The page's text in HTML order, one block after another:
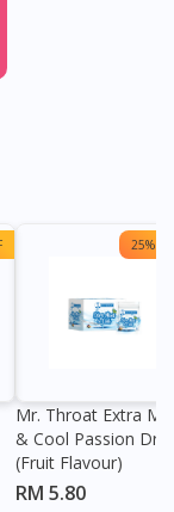
25%
Mr. Throat Extra
& Cool Passion
(Fruit Flavour)
RM 5.80